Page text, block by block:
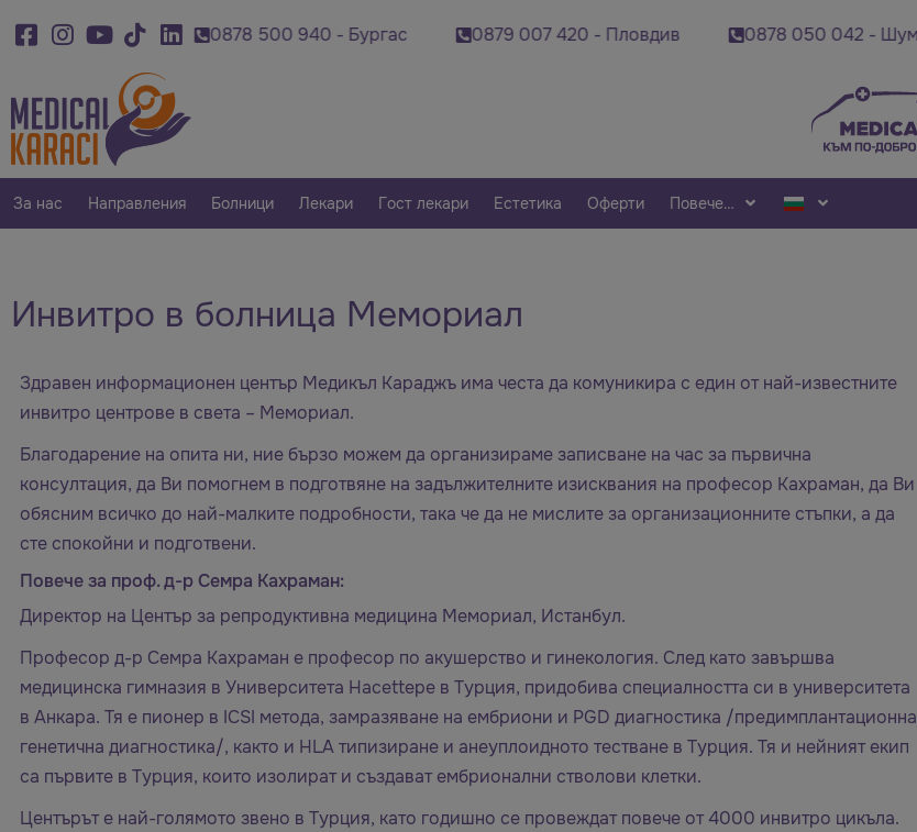
- Варна 0878 500 940 - Бургас 0879 007 420 - Пловдив 0878 050 042 - Шумен
За нас Направления Болници Лекари Гост лекари Естетика Оферти Повече…
Инвитро в болница Мемориал
Здравен информационен център Медикъл Караджъ има честа да комуникира с един от най-известните
инвитро центрове в света – Мемориал.
Благодарение на опита ни, ние бързо можем да организираме записване на час за първична
консултация, да Ви помогнем в подготвяне на задължителните изисквания на професор Кахраман, да Ви
обясним всичко до най-малките подробности, така че да не мислите за организационните стъпки, а да
сте спокойни и подготвени.
Повече за проф. д-р Семра Кахраман:
Директор на Център за репродуктивна медицина Мемориал, Истанбул.
Професор д-р Семра Кахраман е професор по акушерство и гинекология. След като завършва
медицинска гимназия в Университета Hacettepe в Турция, придобива специалността си в университета
в Анкара. Тя е пионер в ICSI метода, замразяване на ембриони и PGD диагностика /предимплантационна
генетична диагностика/, както и HLA типизиране и анеуплоидното тестване в Турция. Тя и нейният екип
са първите в Турция, които изолират и създават ембрионални стволови клетки.
Центърът е най-голямото звено в Турция, като годишно се провеждат повече от 4000 инвитро цикъла.